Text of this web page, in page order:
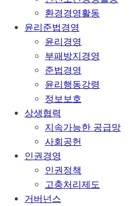
환경경영활동
윤리준법경영
윤리경영
부패방지경영
준법경영
윤리행동강령
정보보호
상생협력
지속가능한 공급망
사회공헌
인권경영
인권정책
고충처리제도
거버넌스